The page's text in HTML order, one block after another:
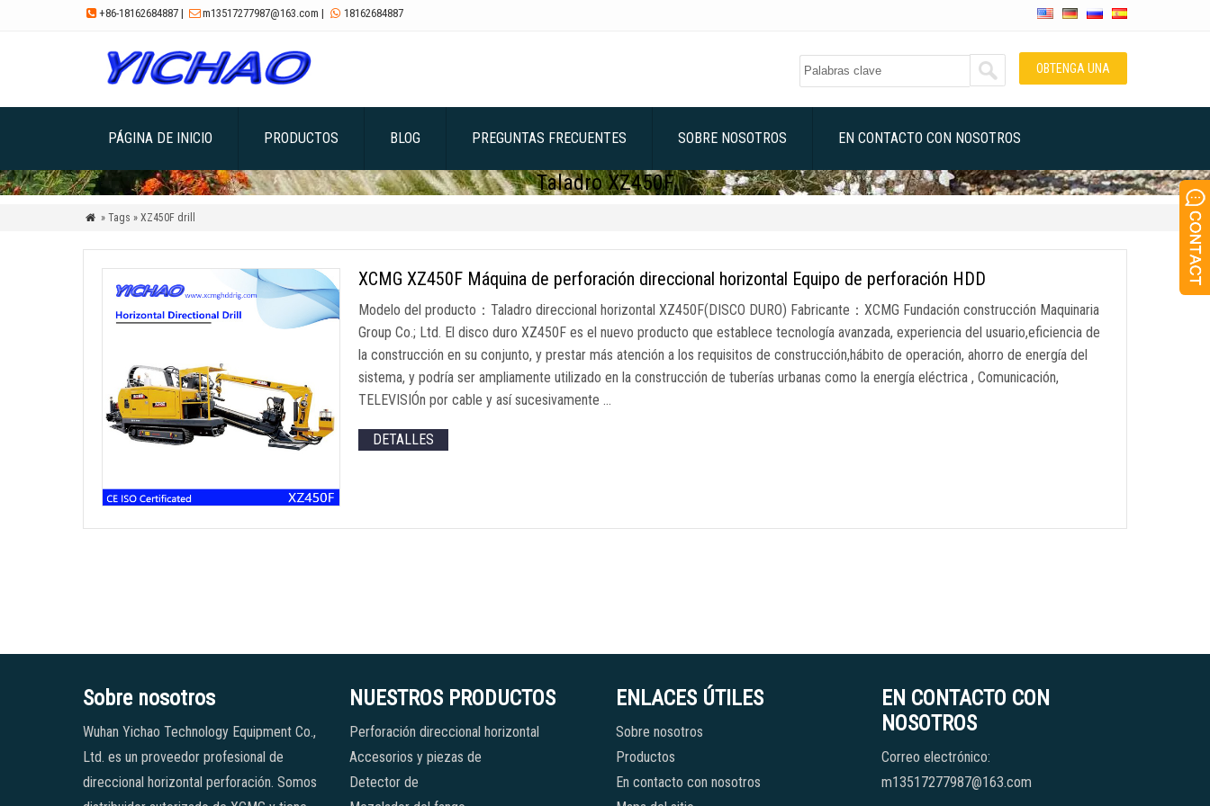
 +86-18162684887 | m13517277987@163.com |  18162684887
OBTENGA UNA
PÁGINA DE INICIO PRODUCTOS BLOG PREGUNTAS FRECUENTES SOBRE NOSOTROS EN CONTACTO CON NOSOTROS
Taladro XZ450F
 » Tags » XZ450F drill
XCMG XZ450F Máquina de perforación direccional horizontal Equipo de perforación HDD
Modelo del producto：Taladro direccional horizontal XZ450F(DISCO DURO) Fabricante：XCMG Fundación construcción Maquinaria
Group Co.; Ltd. El disco duro XZ450F es el nuevo producto que establece tecnología avanzada, experiencia del usuario,eficiencia de
la construcción en su conjunto, y prestar más atención a los requisitos de construcción,hábito de operación, ahorro de energía del
sistema, y podría ser ampliamente utilizado en la construcción de tuberías urbanas como la energía eléctrica , Comunicación,
TELEVISIÓn por cable y así sucesivamente …
DETALLES
Sobre nosotros
Wuhan Yichao Technology Equipment Co.,
Ltd. es un proveedor profesional de
direccional horizontal perforación. Somos
NUESTROS PRODUCTOS
Perforación direccional horizontal
Accesorios y piezas de
Detector de
ENLACES ÚTILES
Sobre nosotros
Productos
En contacto con nosotros
EN CONTACTO CON
NOSOTROS
Correo electrónico:
m13517277987@163.com